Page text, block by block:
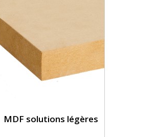
MDF solutions légères